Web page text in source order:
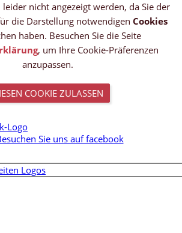
nicht angezeigt werden, da Sie der
die Darstellung notwendigen Cookies
haben. Besuchen Sie die Seite
, um Ihre Cookie-Präferenzen
anzupassen.
COOKIE ZULASSEN
Sie uns auf facebook